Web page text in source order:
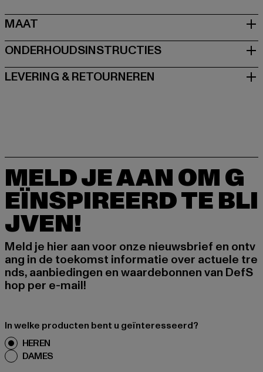
MAAT
ONDERHOUDSINSTRUCTIES
LEVERING & RETOURNEREN
MELD JE AAN OM G
EÏNSPIREERD TE BLI
JVEN!
Meld je hier aan voor onze nieuwsbrief en ontv
ang in de toekomst informatie over actuele tre
nds, aanbiedingen en waardebonnen van DefS
hop per e-mail!
In welke producten bent u geïnteresseerd?
HEREN
DAMES